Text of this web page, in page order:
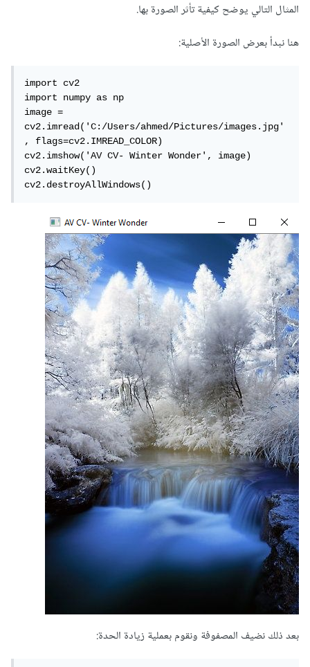
المثال التالي يوضح كيفية تأثر الصورة بها.
هنا نبدأ بعرض الصورة الأصلية:
import cv2
import numpy as np
image =
cv2.imread('C:/Users/ahmed/Pictures/images.jpg'
, flags=cv2.IMREAD_COLOR)
cv2.imshow('AV CV- Winter Wonder', image)
cv2.waitKey()
cv2.destroyAllWindows()
بعد ذلك نضيف المصفوفة ونقوم بعملية زيادة الحدة: